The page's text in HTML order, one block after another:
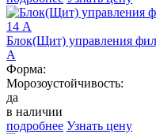
Блок(Щит) управления
А
Форма:
Морозоустойчивость:
да
в наличии
подробнее Узнать цену